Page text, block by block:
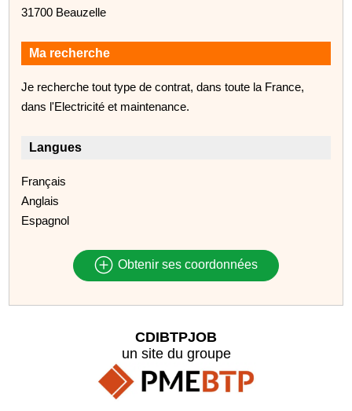
31700 Beauzelle
Ma recherche
Je recherche tout type de contrat, dans toute la France,
dans l'Electricité et maintenance.
Langues
Français
Anglais
Espagnol
Obtenir ses coordonnées
CDIBTPJOB
un site du groupe